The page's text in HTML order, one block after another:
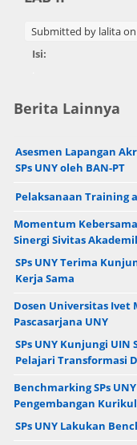
Submitted by lalitaon
Isi:
Berita Lainnya
Asesmen Lapangan
SPs UNY oleh BAN-PT
Pelaksanaan Training
Momentum
Sinergi Sivitas
SPs UNY Terima
Kerja Sama
Dosen Universitas Ivet
Pascasarjana UNY
SPs UNY Kunjungi
Pelajari Transformasi
Benchmarking SPs
Pengembangan
SPs UNY Lakukan